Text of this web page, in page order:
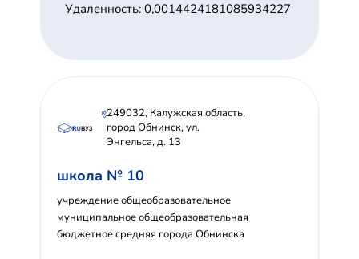
Удаленность: 0,0014424181085934227
249032, Калужская область,
город Обнинск, ул.
Энгельса, д. 13
школа № 10
учреждение общеобразовательное
муниципальное общеобразовательная
бюджетное средняя города Обнинска